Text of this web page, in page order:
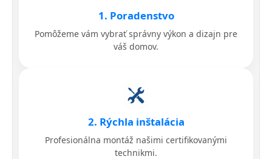
1. Poradenstvo
Pomôžeme vám vybrať správny výkon a dizajn pre
váš domov.
2. Rýchla inštalácia
Profesionálna montáž našimi certifikovanými
technikmi.